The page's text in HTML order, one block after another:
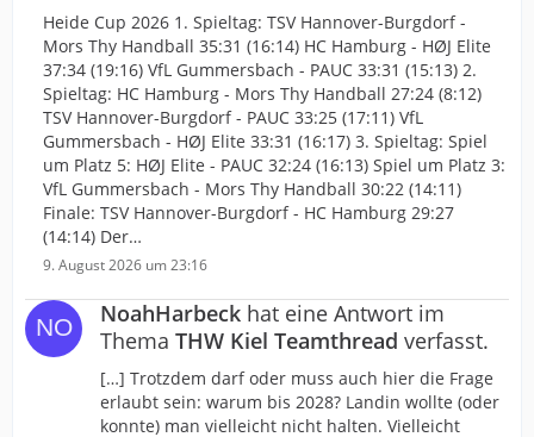
Heide Cup 2026 1. Spieltag: TSV Hannover-Burgdorf -
Mors Thy Handball 35:31 (16:14) HC Hamburg - HØJ Elite
37:34 (19:16) VfL Gummersbach - PAUC 33:31 (15:13) 2.
Spieltag: HC Hamburg - Mors Thy Handball 27:24 (8:12)
TSV Hannover-Burgdorf - PAUC 33:25 (17:11) VfL
Gummersbach - HØJ Elite 33:31 (16:17) 3. Spieltag: Spiel
um Platz 5: HØJ Elite - PAUC 32:24 (16:13) Spiel um Platz 3:
VfL Gummersbach - Mors Thy Handball 30:22 (14:11)
Finale: TSV Hannover-Burgdorf - HC Hamburg 29:27
(14:14) Der…
9. August 2026 um 23:16
NoahHarbeck hat eine Antwort im
Thema THW Kiel Teamthread verfasst.
[…] Trotzdem darf oder muss auch hier die Frage
erlaubt sein: warum bis 2028? Landin wollte (oder
konnte) man vielleicht nicht halten. Vielleicht